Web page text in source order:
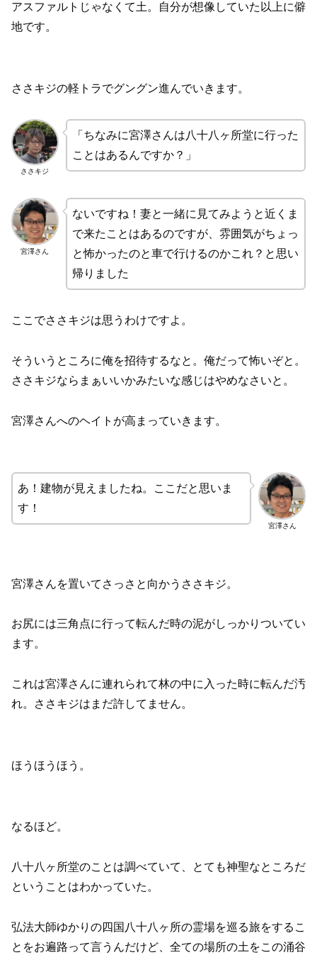
アスファルトじゃなくて土。自分が想像していた以上に僻
地です。
ささキジの軽トラでグングン進んでいきます。
ささキジ
「ちなみに宮澤さんは八十八ヶ所堂に行った
ことはあるんですか？」
宮澤さん
ないですね！妻と一緒に見てみようと近くま
で来たことはあるのですが、雰囲気がちょっ
と怖かったのと車で行けるのかこれ？と思い
帰りました
ここでささキジは思うわけですよ。
そういうところに俺を招待するなと。俺だって怖いぞと。
ささキジならまぁいいかみたいな感じはやめなさいと。
宮澤さんへのヘイトが高まっていきます。
宮澤さん
あ！建物が見えましたね。ここだと思いま
す！
宮澤さんを置いてさっさと向かうささキジ。
お尻には三角点に行って転んだ時の泥がしっかりついてい
ます。
これは宮澤さんに連れられて林の中に入った時に転んだ汚
れ。ささキジはまだ許してません。
ほうほうほう。
なるほど。
八十八ヶ所堂のことは調べていて、とても神聖なところだ
ということはわかっていた。
弘法大師ゆかりの四国八十八ヶ所の霊場を巡る旅をするこ
とをお遍路って言うんだけど、全ての場所の土をこの涌谷